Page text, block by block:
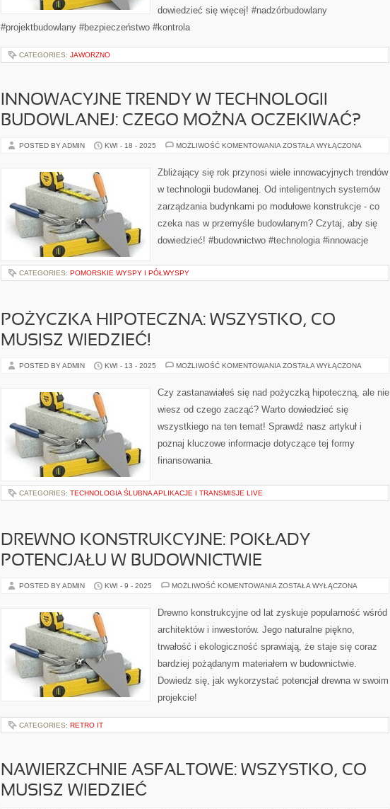
dowiedzieć się więcej! #nadzórbudowlany
#projektbudowlany #bezpieczeństwo #kontrola
CATEGORIES: JAWORZNO
INNOWACYJNE TRENDY W TECHNOLOGII
BUDOWLANEJ: CZEGO MOŻNA OCZEKIWAĆ?
POSTED BY ADMIN KWI - 18 - 2025 MOŻLIWOŚĆ KOMENTOWANIA INNOWACYJNE
TECHNOLOGII
BUDOWLANEJ:
MOŻNA
ZOSTAŁA WYŁĄCZONA
Zbliżający się rok przynosi wiele innowacyjnych trendów
w technologii budowlanej. Od inteligentnych systemów
zarządzania budynkami po modułowe konstrukcje - co
czeka nas w przemyśle budowlanym? Czytaj, aby się
dowiedzieć! #budownictwo #technologia #innowacje
CATEGORIES: POMORSKIE WYSPY I PÓŁWYSPY
POŻYCZKA HIPOTECZNA: WSZYSTKO, CO
MUSISZ WIEDZIEĆ!
POSTED BY ADMIN KWI - 13 - 2025 MOŻLIWOŚĆ KOMENTOWANIA POŻYCZKA
CO
MUSISZ
ZOSTAŁA WYŁĄCZONA
Czy zastanawiałeś się nad pożyczką hipoteczną, ale nie
wiesz od czego zacząć? Warto dowiedzieć się
wszystkiego na ten temat! Sprawdź nasz artykuł i
poznaj kluczowe informacje dotyczące tej formy
finansowania.
CATEGORIES: TECHNOLOGIA ŚLUBNA APLIKACJE I TRANSMISJE LIVE
DREWNO KONSTRUKCYJNE: POKŁADY
POTENCJAŁU W BUDOWNICTWIE
POSTED BY ADMIN KWI - 9 - 2025 MOŻLIWOŚĆ KOMENTOWANIA DREWNO
POTENCJAŁU
W
ZOSTAŁA WYŁĄCZONA
Drewno konstrukcyjne od lat zyskuje popularność wśród
architektów i inwestorów. Jego naturalne piękno,
trwałość i ekologiczność sprawiają, że staje się coraz
bardziej pożądanym materiałem w budownictwie.
Dowiedz się, jak wykorzystać potencjał drewna w swoim
projekcie!
CATEGORIES: RETRO IT
NAWIERZCHNIE ASFALTOWE: WSZYSTKO, CO
MUSISZ WIEDZIEĆ